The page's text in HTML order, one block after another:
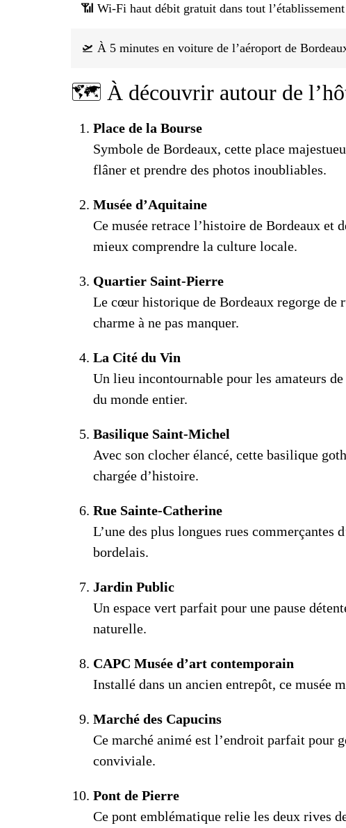
📶 Wi-Fi haut débit gratuit dans tout l’établissement
🛫 À 5 minutes en voiture de l’aéroport de
🗺️ À découvrir autour de
Place de la Bourse
Symbole de Bordeaux, cette place
flâner et prendre des photos inoubliables.
Musée d’Aquitaine
Ce musée retrace l’histoire de Bordeaux et
mieux comprendre la culture locale.
Quartier Saint-Pierre
Le cœur historique de Bordeaux regorge de
charme à ne pas manquer.
La Cité du Vin
Un lieu incontournable pour les amateurs
du monde entier.
Basilique Saint-Michel
Avec son clocher élancé, cette basilique
chargée d’histoire.
Rue Sainte-Catherine
L’une des plus longues rues commerçantes
bordelais.
Jardin Public
Un espace vert parfait pour une pause
naturelle.
CAPC Musée d’art contemporain
Installé dans un ancien entrepôt, ce musée
Marché des Capucins
Ce marché animé est l’endroit parfait pour
conviviale.
Pont de Pierre
Ce pont emblématique relie les deux rives